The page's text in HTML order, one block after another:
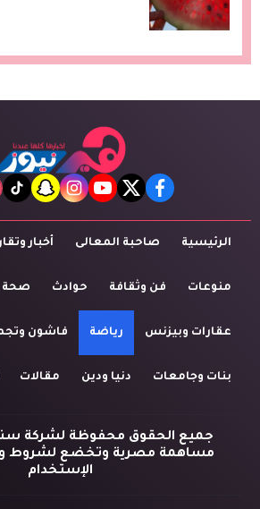
facebook
twitter
youtube
instagram
الرئيسية صاحبة المعالى أخبار
منوعات فن وثقافة حوادث صحة
عقارات وبيزنس رياضة فاشون
بنات وجامعات دنيا ودين مقالات
جميع الحقوق محفوظة لشركة
مساهمة مصرية وتخضع لشروط
الإستخدام